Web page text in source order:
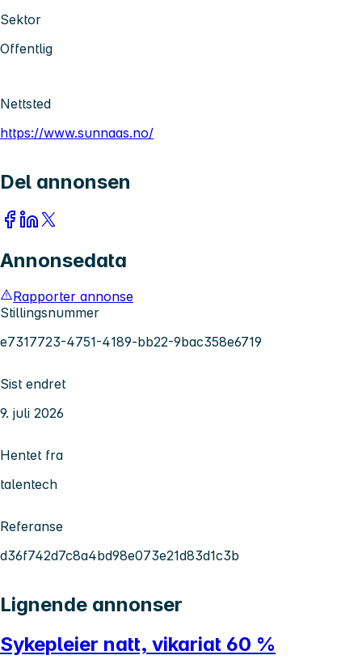
Sektor
Offentlig
Nettsted
https://www.sunnaas.no/
Del annonsen
Annonsedata
Rapporter annonse
Stillingsnummer
e7317723-4751-4189-bb22-9bac358e6719
Sist endret
9. juli 2026
Hentet fra
talentech
Referanse
d36f742d7c8a4bd98e073e21d83d1c3b
Lignende annonser
Sykepleier natt, vikariat 60 %